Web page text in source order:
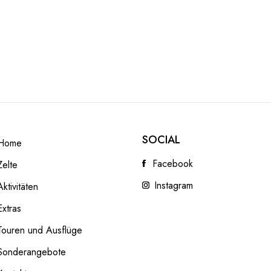
und Ausflüge
SOCIAL
Facebook
Instagram